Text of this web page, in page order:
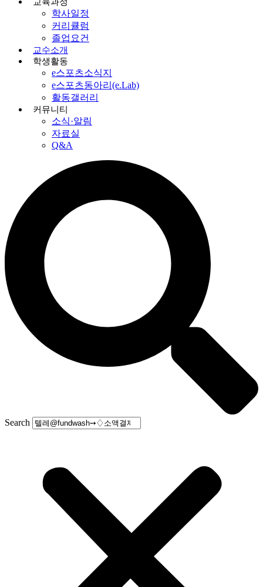
학사일정
커리큘럼
졸업요건
교수소개
학생활동
e스포츠소식지
e스포츠동아리(e.Lab)
활동갤러리
커뮤니티
소식·알림
자료실
Q&A
Search